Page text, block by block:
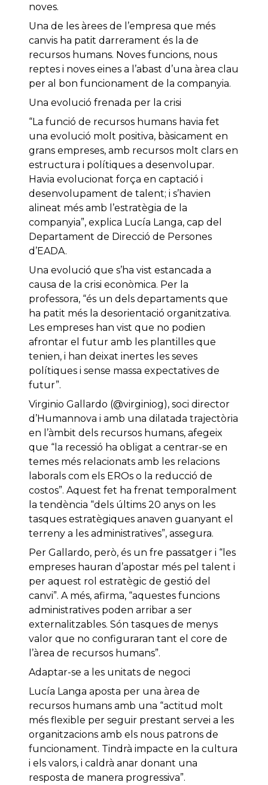
noves.
Una de les àrees de l’empresa que més
canvis ha patit darrerament és la de
recursos humans. Noves funcions, nous
reptes i noves eines a l’abast d’una àrea clau
per al bon funcionament de la companyia.
Una evolució frenada per la crisi
“La funció de recursos humans havia fet
una evolució molt positiva, bàsicament en
grans empreses, amb recursos molt clars en
estructura i polítiques a desenvolupar.
Havia evolucionat força en captació i
desenvolupament de talent; i s’havien
alineat més amb l’estratègia de la
companyia”, explica Lucía Langa, cap del
Departament de Direcció de Persones
d’EADA.
Una evolució que s’ha vist estancada a
causa de la crisi econòmica. Per la
professora, “és un dels departaments que
ha patit més la desorientació organitzativa.
Les empreses han vist que no podien
afrontar el futur amb les plantilles que
tenien, i han deixat inertes les seves
polítiques i sense massa expectatives de
futur”.
Virginio Gallardo (@virginiog), soci director
d’Humannova i amb una dilatada trajectòria
en l’àmbit dels recursos humans, afegeix
que “la recessió ha obligat a centrar-se en
temes més relacionats amb les relacions
laborals com els EROs o la reducció de
costos”. Aquest fet ha frenat temporalment
la tendència “dels últims 20 anys on les
tasques estratègiques anaven guanyant el
terreny a les administratives”, assegura.
Per Gallardo, però, és un fre passatger i “les
empreses hauran d’apostar més pel talent i
per aquest rol estratègic de gestió del
canvi”. A més, afirma, “aquestes funcions
administratives poden arribar a ser
externalitzables. Són tasques de menys
valor que no configuraran tant el core de
l’àrea de recursos humans”.
Adaptar-se a les unitats de negoci
Lucía Langa aposta per una àrea de
recursos humans amb una “actitud molt
més flexible per seguir prestant servei a les
organitzacions amb els nous patrons de
funcionament. Tindrà impacte en la cultura
i els valors, i caldrà anar donant una
resposta de manera progressiva”.